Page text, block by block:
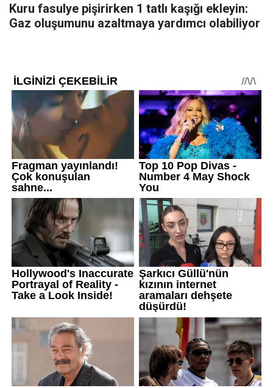
Kuru fasulye pişirirken 1 tatlı kaşığı ekleyin:
Gaz oluşumunu azaltmaya yardımcı olabiliyor